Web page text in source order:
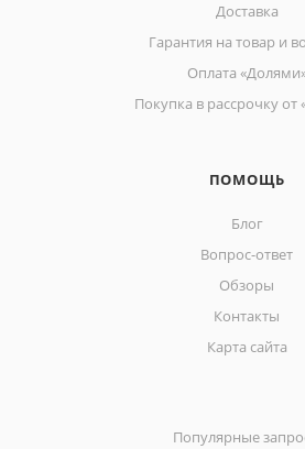
Доставка
Гарантия на товар и
Оплата
Покупка в рассрочку от
ПОМОЩЬ
Блог
Вопрос-ответ
Обзоры
Контакты
Карта сайта
Популярные